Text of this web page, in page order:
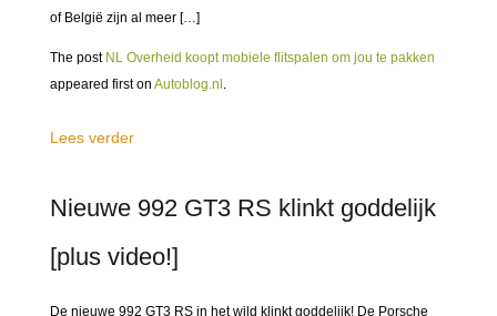
of België zijn al meer […]
The post NL Overheid koopt mobiele flitspalen om jou te pakken
appeared first on Autoblog.nl .
Lees verder
Nieuwe 992 GT3 RS klinkt goddelijk
[plus video!]
De nieuwe 992 GT3 RS in het wild klinkt goddelijk! De Porsche